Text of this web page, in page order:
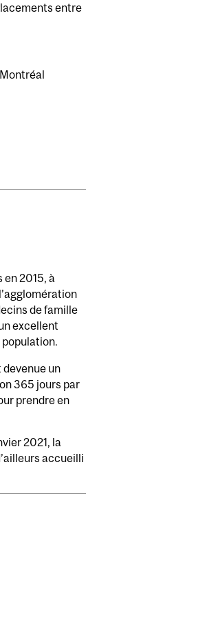
entre
2015, à
de famille
excellent
population.
un
365 jours par
prendre en
2021, la
accueilli